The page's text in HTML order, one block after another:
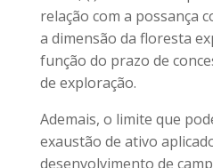
relação com a possança
a dimensão da floresta
função do prazo de
de exploração.
Ademais, o limite que
exaustão de ativo
desenvolvimento de